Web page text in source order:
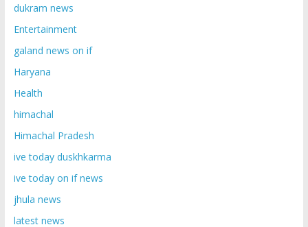
dukram news
Entertainment
galand news on if
Haryana
Health
himachal
Himachal Pradesh
ive today duskhkarma
ive today on if news
jhula news
latest news